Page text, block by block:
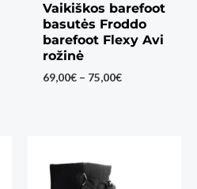
Vaikiškos barefoot
basutės Froddo
barefoot Flexy Avi
rožinė
69,00€ – 75,00€Price